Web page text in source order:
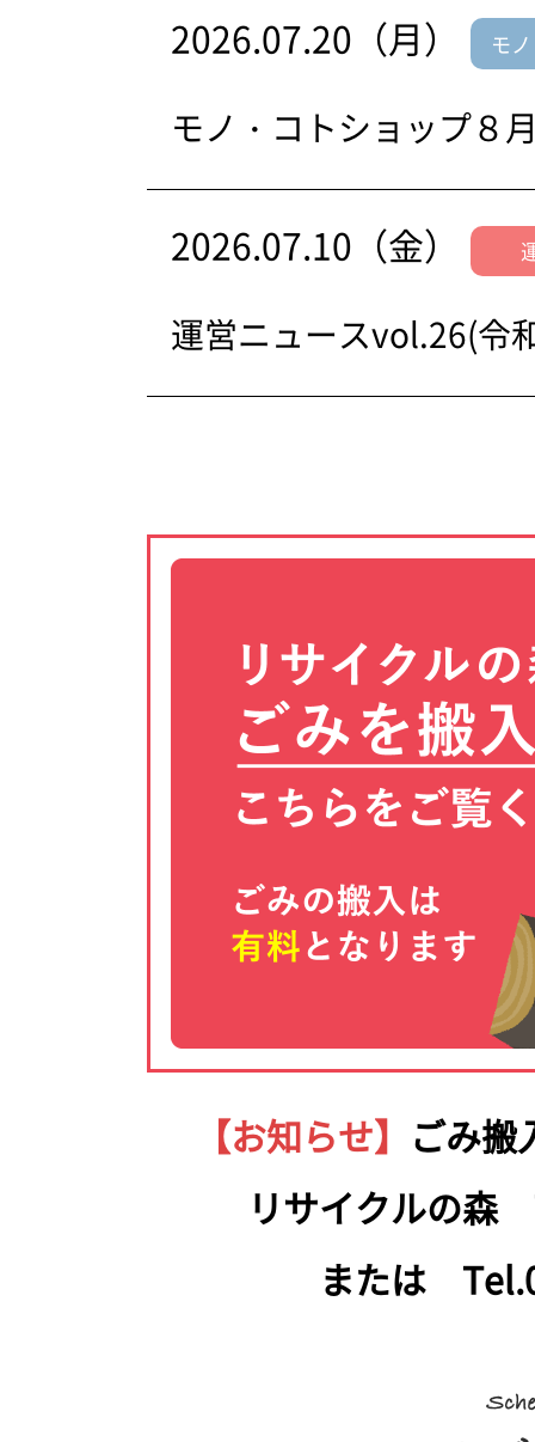
2026.07.20（月） モ
モノ・コトショップ８
2026.07.10（金）
運営ニュースvol.26(令
【お知らせ】 ごみ搬
リサイクルの森
または